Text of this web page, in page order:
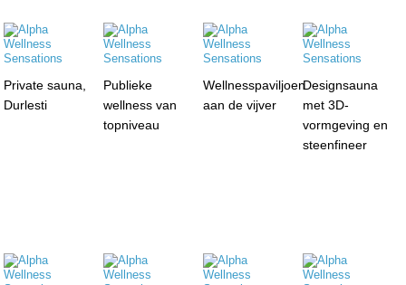
Private sauna,
Durlesti
Publieke
wellness van
topniveau
Wellnesspaviljoen
aan de vijver
Designsauna
met 3D-
vormgeving en
steenfineer